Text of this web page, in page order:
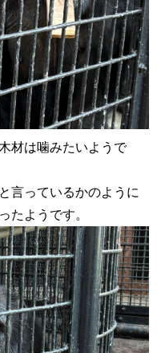
材は噛みたいようで
言っているかのように
たようです。